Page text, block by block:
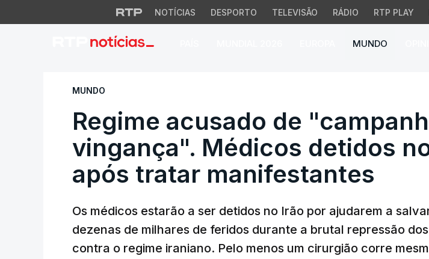
NOTÍCIAS DESPORTO TELEVISÃO RÁDIO RTP PLAY
MUNDO
Regime acusado de
MUNDO
Regime acusado de
vingança". Médicos detidos
após tratar manifestantes
Os médicos estarão a ser detidos no Irão por ajudarem a
dezenas de milhares de feridos durante a brutal repressão
contra o regime iraniano. Pelo menos um cirurgião corre